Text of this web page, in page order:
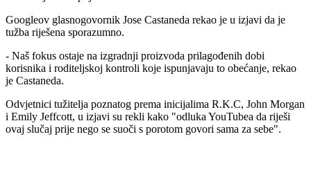
Googleov glasnogovornik Jose Castaneda rekao je u izjavi da je
tužba riješena sporazumno.
- Naš fokus ostaje na izgradnji proizvoda prilagođenih dobi
korisnika i roditeljskoj kontroli koje ispunjavaju to obećanje, rekao
je Castaneda.
Odvjetnici tužitelja poznatog prema inicijalima R.K.C, John Morgan
i Emily Jeffcott, u izjavi su rekli kako "odluka YouTubea da riješi
ovaj slučaj prije nego se suoči s porotom govori sama za sebe".